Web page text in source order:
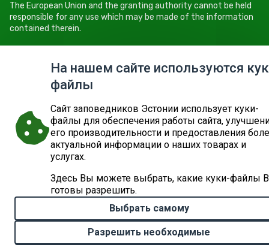
ДЕПАРТАМЕНТ ОКРУЖАЮЩЕЙ СРЕДЫ ЗАПРОС
The European Union and the granting authority cannot be held
responsible for any use which may be made of the information
contained therein.
Roheline 64, 80010 Pärnu
Tel +372 662 5999
E-post: info@keskkonnaamet.ee
На нашем сайте используются
файлы
Cайт заповедников Эстонии использует куки-
файлы для обеспечения работы сайта,
его производительности и предоставления
актуальной информации о наших товарах и
услугах.
Здесь Вы можете выбрать, какие куки-файлы
готовы разрешить.
Выбрать самому
Разрешить необходимые